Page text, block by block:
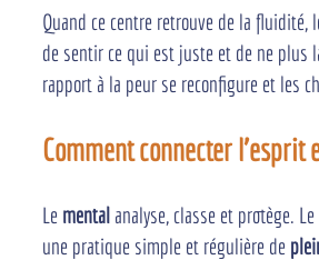
Quand ce centre retrouve de la
de sentir ce qui est juste et de ne plus
rapport à la peur se reconfigure et les
Comment connecter
Le mental analyse, classe et protège.
une pratique simple et régulière de